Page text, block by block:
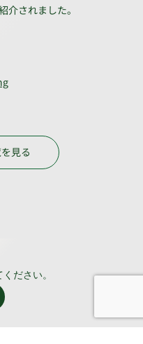
介されました。
見る
ださい。